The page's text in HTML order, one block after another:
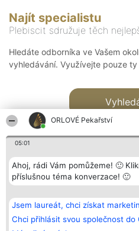
ORLOVÉ Pekařství
05:01
Ahoj, rádi Vám pomůžeme! 🙂
příslušnou téma konverzace! 🙂
Jsem laureát, chci získat
Chci přihlásit svou společnost do
Najít specialistu
Plebiscit sdružuje těch
Hledáte odborníka ve Vašem
vyhledávání. Využívejte pouze
Bright Side Solutions sp. z o.
o. sp. k.
ul. Ruska 22
Wrocław 50-079
Vítězové
Seznam
laureátů
Zásady